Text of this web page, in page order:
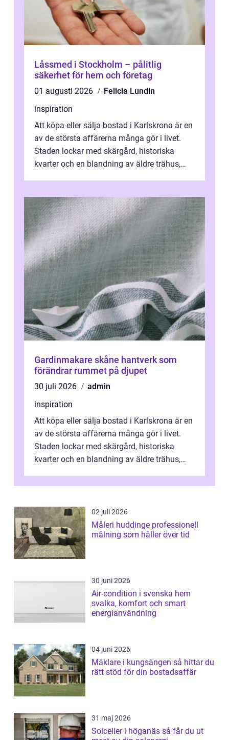
Låssmed i Stockholm – pålitlig
säkerhet för hem och företag
01 augusti 2026
Felicia Lundin
inspiration
Att köpa eller sälja bostad i Karlskrona är en
av de största affärerna många gör i livet.
Staden lockar med skärgård, historiska
kvarter och en blandning av äldre trähus,
Gardinmakare skåne hantverk som
förändrar rummet på djupet
30 juli 2026
admin
inspiration
Att köpa eller sälja bostad i Karlskrona är en
av de största affärerna många gör i livet.
Staden lockar med skärgård, historiska
kvarter och en blandning av äldre trähus,
02 juli 2026
Måleri huddinge professionell
målning som håller över tid
30 juni 2026
Air-condition i svenska hem
svalka, komfort och smart
energianvändning
04 juni 2026
Mäklare i kungsängen så hittar du
rätt stöd för din bostadsaffär
31 maj 2026
Solceller i höganäs så får du ut